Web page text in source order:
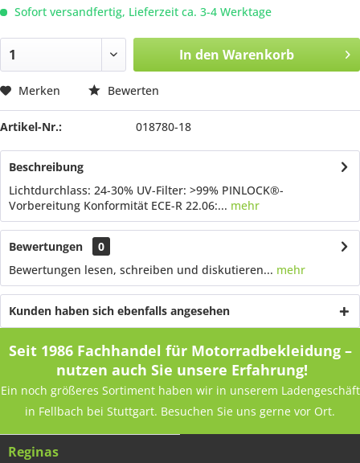
Sofort versandfertig, Lieferzeit ca. 3-4 Werktage
In den Warenkorb
Merken Bewerten
Artikel-Nr.: 018780-18
Beschreibung
Lichtdurchlass: 24-30% UV-Filter: >99% PINLOCK®-
Vorbereitung Konformität ECE-R 22.06:... mehr
Bewertungen
0
Bewertungen lesen, schreiben und diskutieren... mehr
Kunden haben sich ebenfalls angesehen
Seit 1986 Fachhandel für Motorradbekleidung –
nutzen auch Sie unsere Erfahrung!
Ein noch größeres Sortiment haben wir in unserem Ladengeschäft
in Fellbach bei Stuttgart. Besuchen Sie uns gerne vor Ort.
Reginas